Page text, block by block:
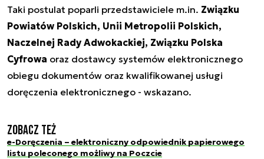
Taki postulat poparli przedstawiciele m.in. Związku
Powiatów Polskich, Unii Metropolii Polskich,
Naczelnej Rady Adwokackiej, Związku Polska
Cyfrowa oraz dostawcy systemów elektronicznego
obiegu dokumentów oraz kwalifikowanej usługi
doręczenia elektronicznego - wskazano.
Zobacz też
e-Doręczenia – elektroniczny odpowiednik papierowego
listu poleconego możliwy na Poczcie